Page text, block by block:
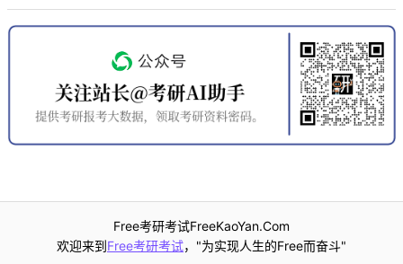
Free考研考试FreeKaoYan.Com
欢迎来到Free考研考试，"为实现人生的Free而奋斗"